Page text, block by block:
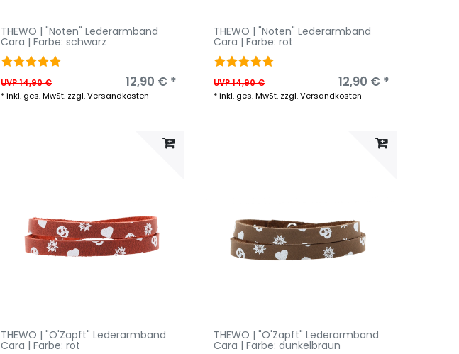
THEWO | "Noten" Lederarmband
Cara | Farbe: schwarz
UVP 14,90 € 12,90 € *
*inkl. ges. MwSt. zzgl.Versandkosten
THEWO | "Noten" Lederarmband
Cara | Farbe: rot
UVP 14,90 € 12,90 € *
*inkl. ges. MwSt. zzgl.Versandkosten
THEWO | "O'Zapft" Lederarmband
Cara | Farbe: rot
THEWO | "O'Zapft" Lederarmband
Cara | Farbe: dunkelbraun